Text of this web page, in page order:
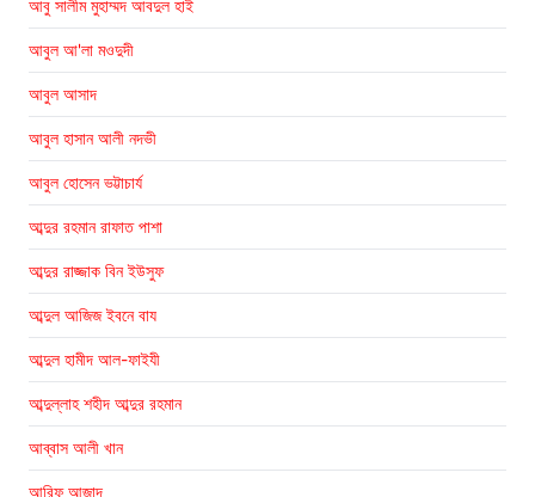
আবু সালীম মুহাম্মদ আবদুল হাই
আবুল আ'লা মওদুদী
আবুল আসাদ
আবুল হাসান আলী নদভী
আবুল হোসেন ভট্টাচার্য
আব্দুর রহমান রাফাত পাশা
আব্দুর রাজ্জাক বিন ইউসুফ
আব্দুল আজিজ ইবনে বায
আব্দুল হামীদ আল-ফাইযী
আব্দুল্লাহ শহীদ আব্দুর রহমান
আব্বাস আলী খান
আরিফ আজাদ